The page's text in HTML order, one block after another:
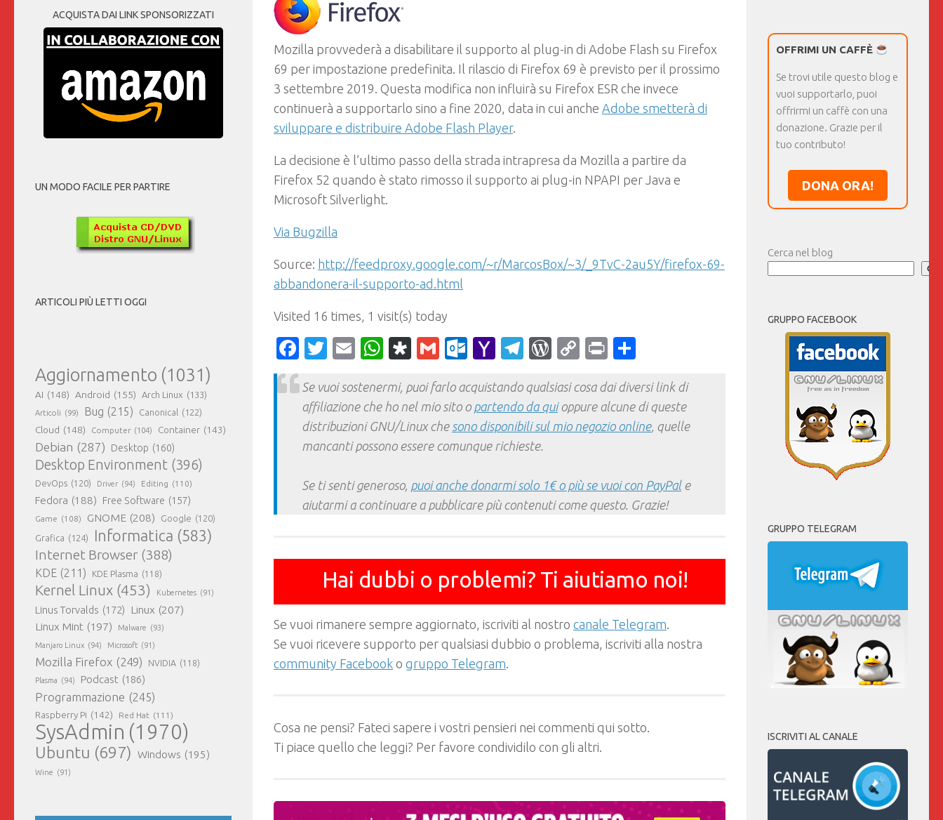
Mozilla provvederà a disabilitare il supporto al plug-in di Adobe Flash su Firefox
69 per impostazione predefinita. Il rilascio di Firefox 69 è previsto per il prossimo
3 settembre 2019. Questa modifica non influirà su Firefox ESR che invece
continuerà a supportarlo sino a fine 2020, data in cui anche Adobe smetterà di
sviluppare e distribuire Adobe Flash Player.
La decisione è l’ultimo passo della strada intrapresa da Mozilla a partire da
Firefox 52 quando è stato rimosso il supporto ai plug-in NPAPI per Java e
Microsoft Silverlight.
Via Bugzilla
Source: http://feedproxy.google.com/~r/MarcosBox/~3/_9TvC-2au5Y/firefox-69-
abbandonera-il-supporto-ad.html
Visited 16 times, 1 visit(s) today
Facebook
Twitter
EmailWhatsApp
Diaspora
GmailOutlook.com
YahooTelegram
WordPress
CopyPrint
Se vuoi sostenermi, puoi farlo acquistando qualsiasi cosa dai diversi link di
affiliazione che ho nel mio sito o partendo da quioppure alcune di queste
distribuzioni GNU/Linux che sono disponibili sul mio negozio online, quelle
mancanti possono essere comunque richieste.
Se ti senti generoso, puoi anche donarmi solo 1€ o più se vuoi con PayPale
aiutarmi a continuare a pubblicare più contenuti come questo. Grazie!
Hai dubbi o problemi? Ti aiutiamo noi!
Se vuoi rimanere sempre aggiornato, iscriviti al nostro canale Telegram.
Se vuoi ricevere supporto per qualsiasi dubbio o problema, iscriviti alla nostra
community Facebook o gruppo Telegram.
Cosa ne pensi? Fateci sapere i vostri pensieri nei commenti qui sotto.
Ti piace quello che leggi? Per favore condividilo con gli altri.
ACQUISTA DAI LINK SPONSORIZZATI
UN MODO FACILE PER PARTIRE
ARTICOLI PIÙ LETTI OGGI
Aggiornamento (1031)
AI (148) Android (155) Arch Linux (133)
Articoli (99) Bug (215) Canonical (122)
Cloud (148) Computer (104) Container (143)
Debian (287) Desktop (160)
Desktop Environment (396)
DevOps (120) Driver (94) Editing (110)
Fedora (188) Free Software (157)
Game (108) GNOME (208) Google (120)
Grafica (124) Informatica (583)
Internet Browser (388)
KDE (211) KDE Plasma (118)
Kernel Linux (453) Kubernetes (91)
Linus Torvalds (172) Linux (207)
Linux Mint (197) Malware (93)
Manjaro Linux (94) Microsoft (91)
Mozilla Firefox (249) NVIDIA (118)
Plasma (94) Podcast (186)
Programmazione (245)
Raspberry Pi (142) Red Hat (111)
SysAdmin (1970)
Ubuntu (697) Windows (195)
Wine (91)
OFFRIMI UN CAFFÈ
Se trovi utile questo blog e
vuoi supportarlo, puoi
offrirmi un caffè con una
donazione. Grazie per il
tuo contributo!
DONA ORA!
Cerca nel blog
GRUPPO FACEBOOK
GRUPPO TELEGRAM
ISCRIVITI AL CANALE